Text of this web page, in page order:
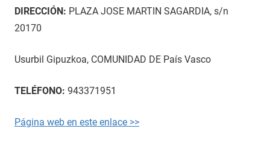
DIRECCIÓN: PLAZA JOSE MARTIN SAGARDIA, s/n
20170
Usurbil Gipuzkoa, COMUNIDAD DE País Vasco
TELÉFONO: 943371951
Página web en este enlace >>